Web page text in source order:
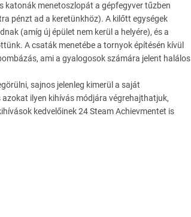
katonák menetoszlopát a gépfegyver tűzben
pénzt ad a keretünkhöz). A kilőtt egységek
(amíg új épület nem kerül a helyére), és a
A csaták menetébe a tornyok építésén kívül
ami a gyalogosok számára jelent halálos
sajnos jelenleg kimerül a saját
ilyen kihívás módjára végrehajthatjuk,
kedvelőinek 24 Steam Achievmentet is